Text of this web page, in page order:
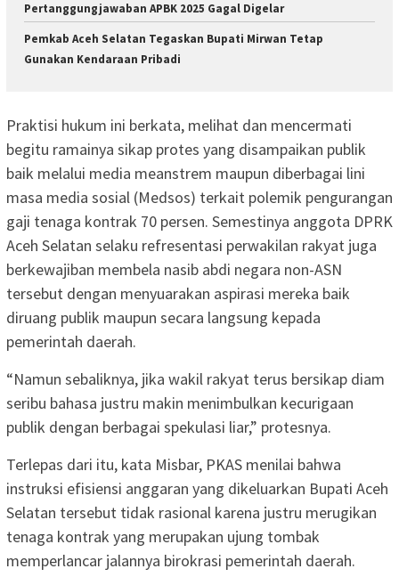
Pertanggungjawaban APBK 2025 Gagal Digelar
Pemkab Aceh Selatan Tegaskan Bupati Mirwan Tetap
Gunakan Kendaraan Pribadi
Praktisi hukum ini berkata, melihat dan mencermati
begitu ramainya sikap protes yang disampaikan publik
baik melalui media meanstrem maupun diberbagai lini
masa media sosial (Medsos) terkait polemik pengurangan
gaji tenaga kontrak 70 persen. Semestinya anggota DPRK
Aceh Selatan selaku refresentasi perwakilan rakyat juga
berkewajiban membela nasib abdi negara non-ASN
tersebut dengan menyuarakan aspirasi mereka baik
diruang publik maupun secara langsung kepada
pemerintah daerah.
“Namun sebaliknya, jika wakil rakyat terus bersikap diam
seribu bahasa justru makin menimbulkan kecurigaan
publik dengan berbagai spekulasi liar,” protesnya.
Terlepas dari itu, kata Misbar, PKAS menilai bahwa
instruksi efisiensi anggaran yang dikeluarkan Bupati Aceh
Selatan tersebut tidak rasional karena justru merugikan
tenaga kontrak yang merupakan ujung tombak
memperlancar jalannya birokrasi pemerintah daerah.